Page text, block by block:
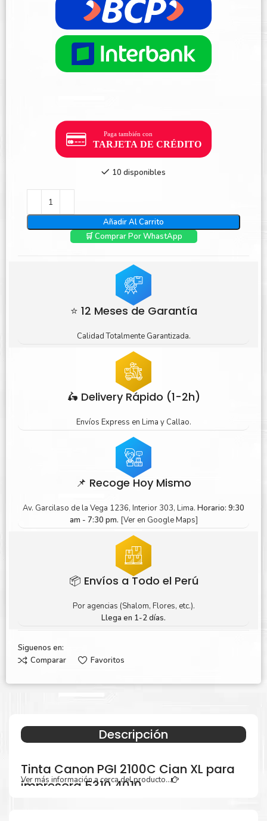
10 disponibles
Añadir Al Carrito
🛒 Comprar Por WhastApp
⭐ 12 Meses de Garantía
Calidad Totalmente Garantizada.
🛵 Delivery Rápido (1-2h)
Envíos Express en Lima y Callao.
📌 Recoge Hoy Mismo
Av. Garcilaso de la Vega 1236, Interior 303, Lima. Horario: 9:30
am - 7:30 pm. [Ver en Google Maps]
📦 Envíos a Todo el Perú
Por agencias (Shalom, Flores, etc.).
Llega en 1-2 días.
Siguenos en:
Comparar
Favoritos
Descripción
Tinta Canon PGI 2100C Cian XL para
impresora 5310 4010
Ver más información a cerca del producto...